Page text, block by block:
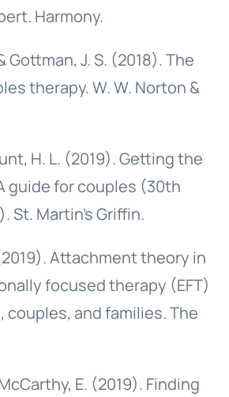
Harmony.
Gottman, J. S. (2018). The
therapy. W. W. Norton &
H. L. (2019). Getting the
guide for couples (30th
St. Martin's Griffin.
Attachment theory in
focused therapy (EFT)
couples, and families. The
E. (2019). Finding